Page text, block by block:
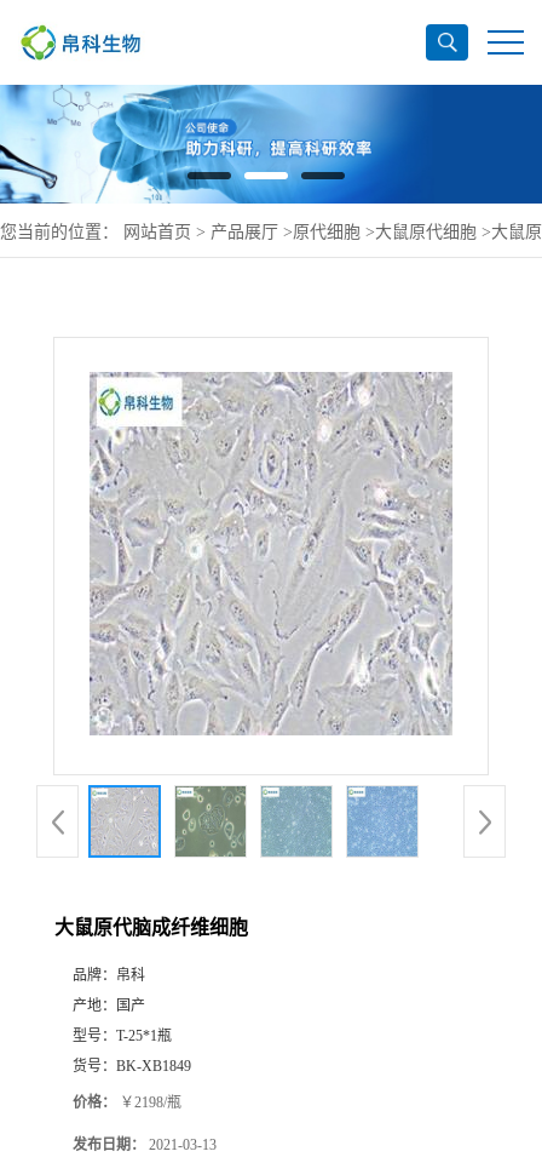
您当前的位置： 网站首页 > 产品展厅 >原代细胞 >大鼠原代细胞 >大鼠原
大鼠原代脑成纤维细胞
品牌： 帛科
产地：
国产
型号： T-25*1瓶
货号： BK-XB1849
价格： ￥2198/瓶
发布日期： 2021-03-13